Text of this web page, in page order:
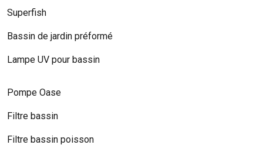
Superfish
Bassin de jardin préformé
Lampe UV pour bassin
Pompe Oase
Filtre bassin
Filtre bassin poisson